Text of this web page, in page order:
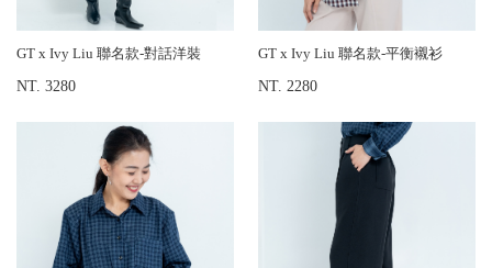
GT x Ivy Liu 聯名款-對話洋裝
NT. 3280
GT x Ivy Liu 聯名款-平衡襯衫
NT. 2280